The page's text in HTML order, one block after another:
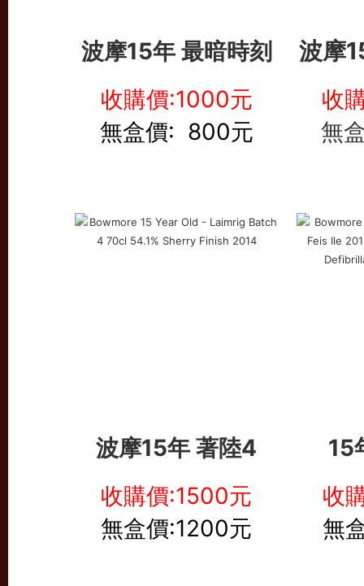
波摩15年 最暗時刻 波摩
收購價:1000元
無盒價: 800元
收
無
波摩15年 著陸4
15
收購價:1500元
無盒價:1200元
收
無